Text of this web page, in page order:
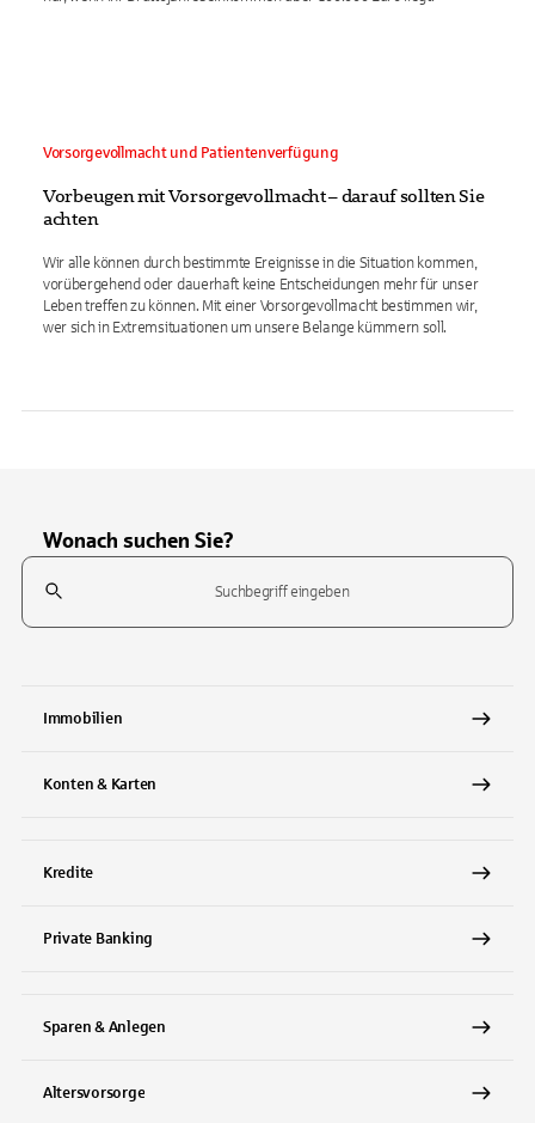
Vorsorgevollmacht und Patientenverfügung
Vorbeugen mit Vorsorgevollmacht – darauf sollten Sie
achten
Wir alle können durch bestimmte Ereignisse in die Situation kommen,
vorübergehend oder dauerhaft keine Entscheidungen mehr für unser
Leben treffen zu können. Mit einer Vorsorgevollmacht bestimmen wir,
wer sich in Extremsituationen um unsere Belange kümmern soll.
Wonach suchen Sie?
Suchfeld
Immobilien
Konten & Karten
Kredite
Private Banking
Sparen & Anlegen
Altersvorsorge